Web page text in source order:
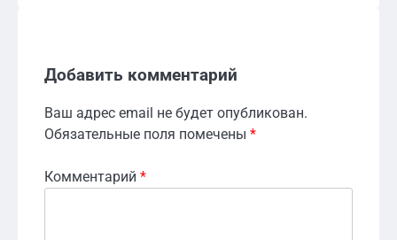
Добавить комментарий
Ваш адрес email не будет опубликован.
Обязательные поля помечены *
Комментарий *